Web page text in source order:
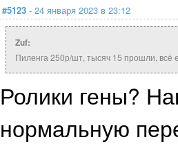
#5123 - 24 января 2023 в 23:12
Zuf:
Пиленга 250р/шт, тысяч 15 прошли, всё
Ролики гены?
нормальную